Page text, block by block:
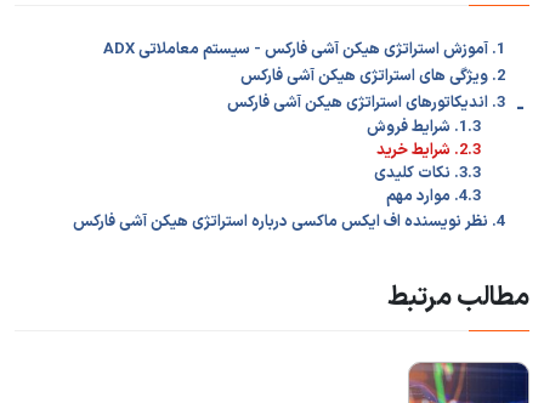
1. آموزش استراتژی هیکن آشی فارکس - سیستم معاملاتی ADX
2. ویژگی های استراتژی هیکن آشی فارکس
3. اندیکاتورهای استراتژی هیکن آشی فارکس -
1.3. شرایط فروش
2.3. شرایط خرید
3.3. نکات کلیدی
4.3. موارد مهم
4. نظر نویسنده اف ایکس ماکسی درباره استراتژی هیکن آشی فارکس
مطالب مرتبط